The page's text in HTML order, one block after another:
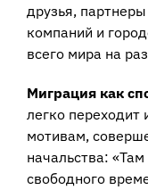
друзья,
компаний и
всего мира на
Миграция как
легко
мотивам,
начальства:
свободного